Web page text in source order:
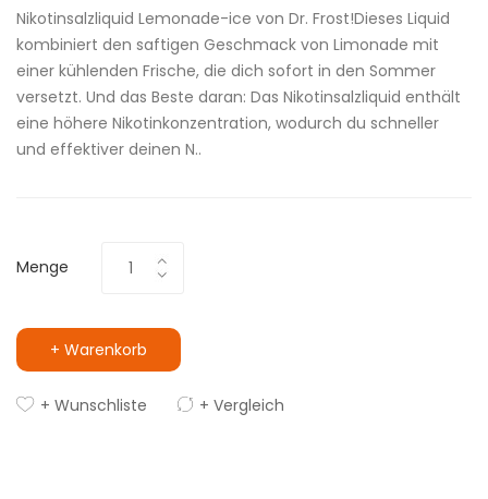
Nikotinsalzliquid Lemonade-ice von Dr. Frost!Dieses Liquid
kombiniert den saftigen Geschmack von Limonade mit
einer kühlenden Frische, die dich sofort in den Sommer
versetzt. Und das Beste daran: Das Nikotinsalzliquid enthält
eine höhere Nikotinkonzentration, wodurch du schneller
und effektiver deinen N..
Menge
+ Warenkorb
+ Wunschliste + Vergleich